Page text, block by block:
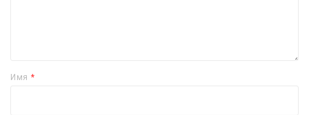
Имя *